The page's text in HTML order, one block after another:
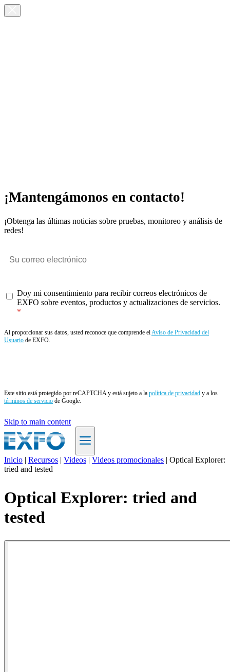
¡Mantengámonos en contacto!
¡Obtenga las últimas noticias sobre pruebas, monitoreo y análisis de
redes!
Doy mi consentimiento para recibir correos electrónicos de
EXFO sobre eventos, productos y actualizaciones de servicios.
Al proporcionar sus datos, usted reconoce que comprende elAviso de Privacidad del
Usuario de EXFO.
Este sitio está protegido por reCAPTCHA y está sujeto a la política de privacidad y a los
términos de servicio de Google.
Skip to main content
ES
Productos
Soluciones
Asistencia
Servicios
Inicio | Recursos | Videos | Videos promocionales | Optical Explorer:
tried and tested
Optical Explorer: tried and
tested